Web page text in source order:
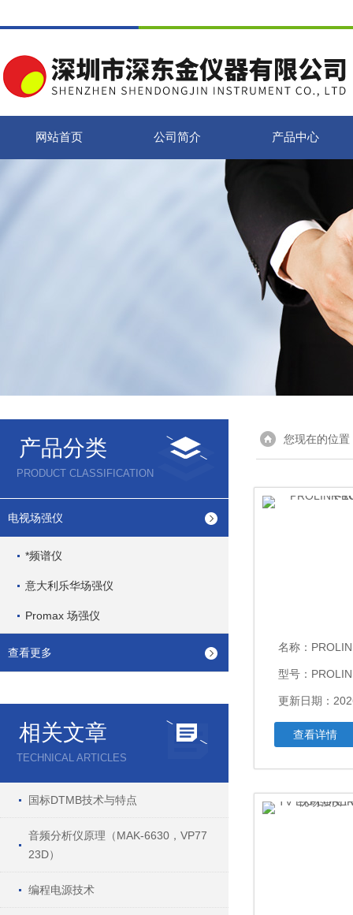
网站首页 公司简介 产品中心
产品分类
PRODUCT CLASSIFICATION
电视场强仪
*频谱仪
意大利乐华场强仪
Promax 场强仪
查看更多
相关文章
TECHNICAL ARTICLES
国标DTMB技术与特点
音频分析仪原理（MAK-6630，VP77
23D）
编程电源技术
您现在的位置
名称： PROLINK-1C
型号：
更新日期：
查看详情